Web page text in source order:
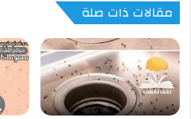
مقالات ذات صلة